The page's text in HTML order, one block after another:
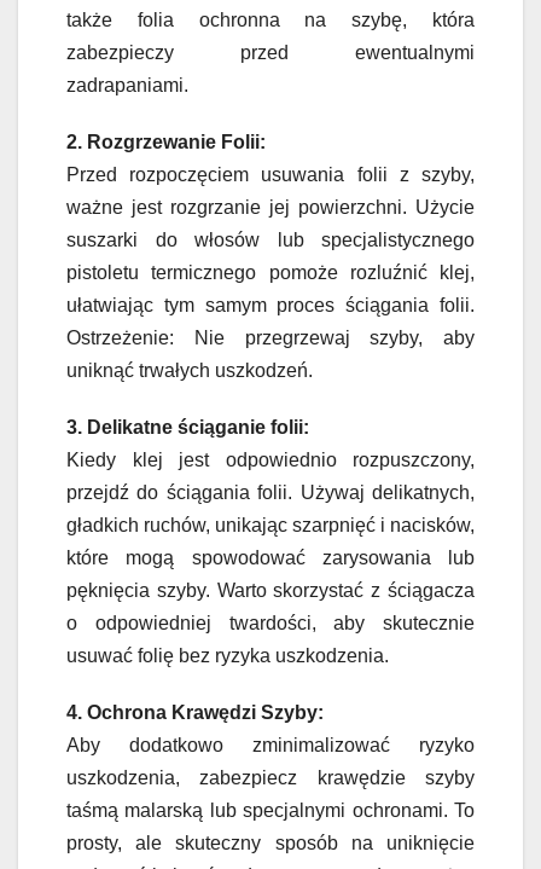
także folia ochronna na szybę, która
zabezpieczy przed ewentualnymi
zadrapaniami.
2. Rozgrzewanie Folii:
Przed rozpoczęciem usuwania folii z szyby,
ważne jest rozgrzanie jej powierzchni. Użycie
suszarki do włosów lub specjalistycznego
pistoletu termicznego pomoże rozluźnić klej,
ułatwiając tym samym proces ściągania folii.
Ostrzeżenie: Nie przegrzewaj szyby, aby
uniknąć trwałych uszkodzeń.
3. Delikatne ściąganie folii:
Kiedy klej jest odpowiednio rozpuszczony,
przejdź do ściągania folii. Używaj delikatnych,
gładkich ruchów, unikając szarpnięć i nacisków,
które mogą spowodować zarysowania lub
pęknięcia szyby. Warto skorzystać z ściągacza
o odpowiedniej twardości, aby skutecznie
usuwać folię bez ryzyka uszkodzenia.
4. Ochrona Krawędzi Szyby:
Aby dodatkowo zminimalizować ryzyko
uszkodzenia, zabezpiecz krawędzie szyby
taśmą malarską lub specjalnymi ochronami. To
prosty, ale skuteczny sposób na uniknięcie